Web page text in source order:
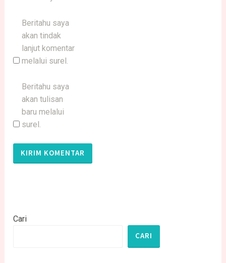
Beritahu saya
akan tindak
lanjut komentar
melalui surel.
Beritahu saya
akan tulisan
baru melalui
surel.
Cari
CARI